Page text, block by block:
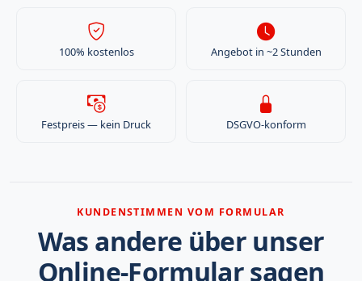
100% kostenlos Angebot in ~2 Stunden
Festpreis — kein Druck DSGVO-konform
KUNDENSTIMMEN VOM FORMULAR
Was andere über unser
Online-Formular sagen